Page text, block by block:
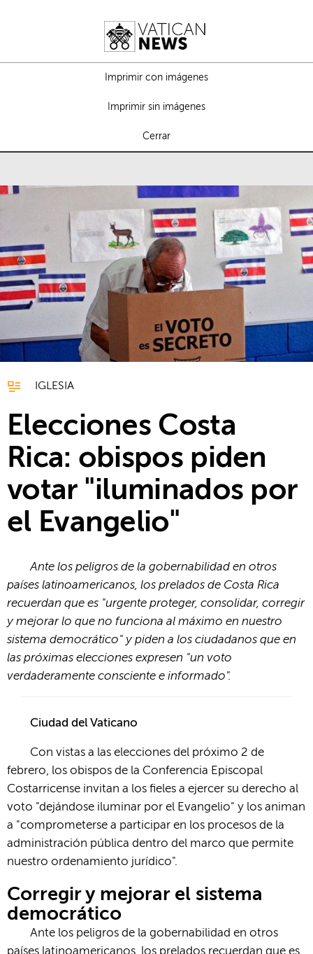
Imprimir con imágenes
Imprimir sin imágenes
Cerrar
IGLESIA
Elecciones Costa
Rica: obispos piden
votar "iluminados por
el Evangelio"
Ante los peligros de la gobernabilidad en otros
países latinoamericanos, los prelados de Costa Rica
recuerdan que es "urgente proteger, consolidar, corregir
y mejorar lo que no funciona al máximo en nuestro
sistema democrático" y piden a los ciudadanos que en
las próximas elecciones expresen "un voto
verdaderamente consciente e informado".
Ciudad del Vaticano
Con vistas a las elecciones del próximo 2 de
febrero, los obispos de la Conferencia Episcopal
Costarricense invitan a los fieles a ejercer su derecho al
voto "dejándose iluminar por el Evangelio" y los animan
a "comprometerse a participar en los procesos de la
administración pública dentro del marco que permite
nuestro ordenamiento jurídico".
Corregir y mejorar el sistema
democrático
Ante los peligros de la gobernabilidad en otros